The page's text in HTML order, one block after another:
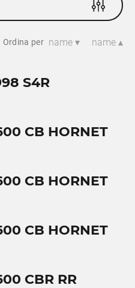
Ordina per name ▾ name ▴
S4R
CB HORNET
CB HORNET
CB HORNET
CBR RR